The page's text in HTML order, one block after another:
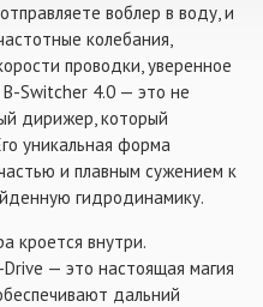
ловли пресноводных
берш, окунь, жерех,
воблер в воду, и
колебания,
проводки, уверенное
Switcher 4.0 — это не
дирижер, который
уникальная форма
и плавным сужением к
гидродинамику.
кроется внутри.
— это настоящая магия
дальний